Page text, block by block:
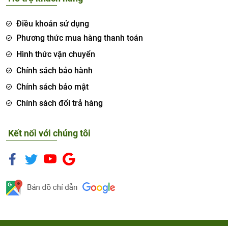
Điều khoản sử dụng
Phương thức mua hàng thanh toán
Hình thức vận chuyển
Chính sách bảo hành
Chính sách bảo mật
Chính sách đổi trả hàng
Kết nối với chúng tôi